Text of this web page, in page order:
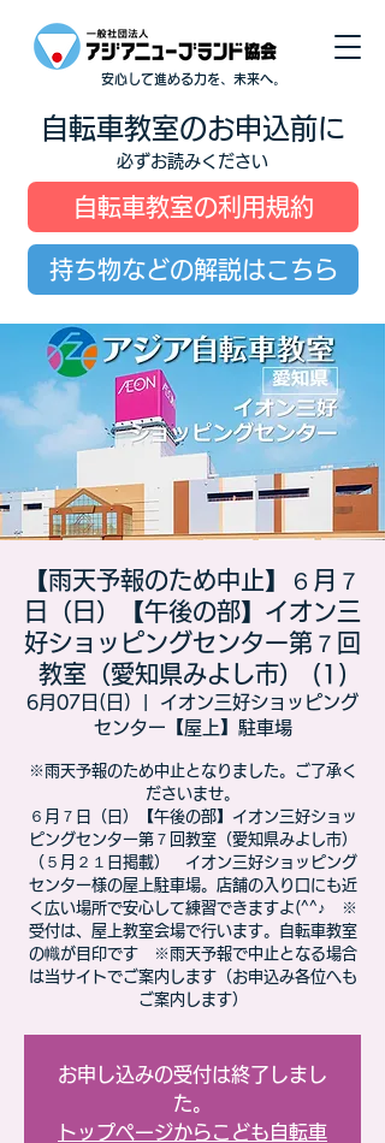
安心して進める力を、未来へ。
自転車教室のお申込前に
必ずお読みください
自転車教室の利用規約
持ち物などの解説はこちら
【雨天予報のため中止】６月７
日（日）【午後の部】イオン三
好ショッピングセンター第７回
教室（愛知県みよし市） (1)
6月07日(日)
イオン三好ショッピング
センター【屋上】駐車場
※雨天予報のため中止となりました。ご了承く
ださいませ。
６月７日（日）【午後の部】イオン三好ショッ
ピングセンター第７回教室（愛知県みよし市）
（５月２１日掲載） イオン三好ショッピング
センター様の屋上駐車場。店舗の入り口にも近
く広い場所で安心して練習できますよ(^^♪ ※
受付は、屋上教室会場で行います。自転車教室
の幟が目印です ※雨天予報で中止となる場合
は当サイトでご案内します（お申込み各位へも
ご案内します）
お申し込みの受付は終了しまし
た。
トップページからこども自転車